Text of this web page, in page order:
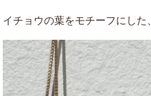
イチョウの葉をモチーフにした